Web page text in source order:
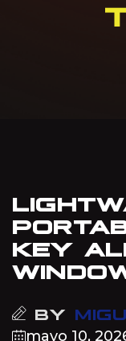
KEY
BY
mayo 10,